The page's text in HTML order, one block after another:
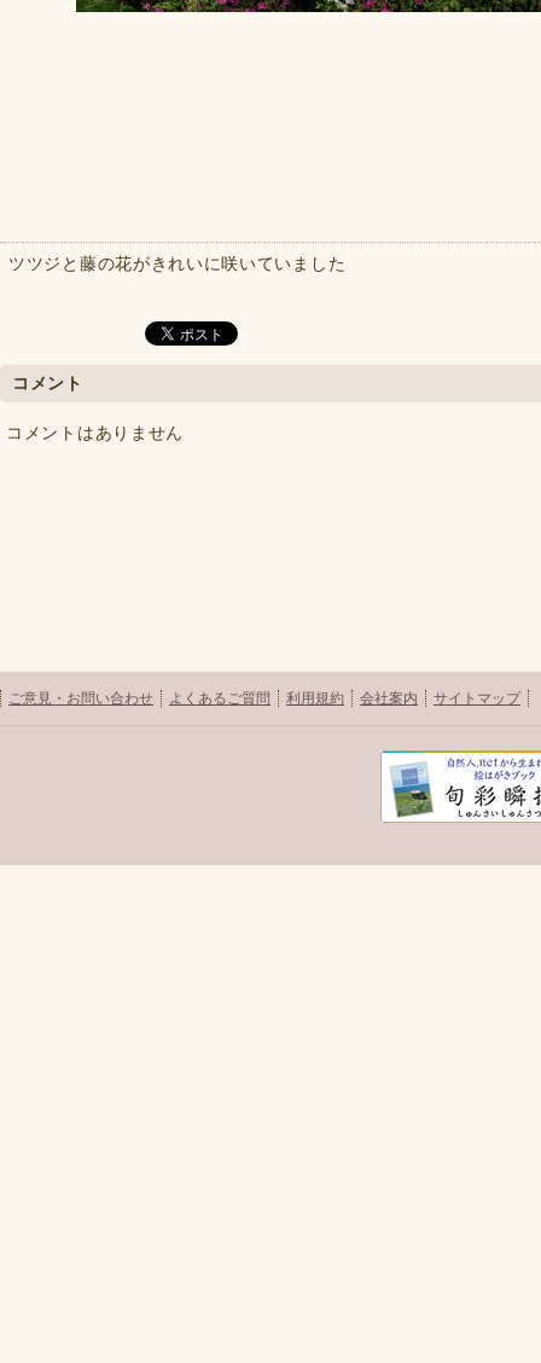
ツツジと藤の花がきれいに咲いていました
コメント
コメントはありません
ご意見・お問い合わせ よくあるご質問 利用規約 会社案内 サイトマップ